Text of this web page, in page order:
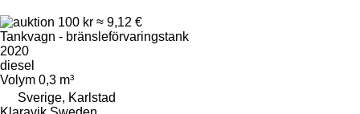
100 kr ≈ 9,12 €
Tankvagn - bränsleförvaringstank
2020
diesel
Volym 0,3 m³
Sverige, Karlstad